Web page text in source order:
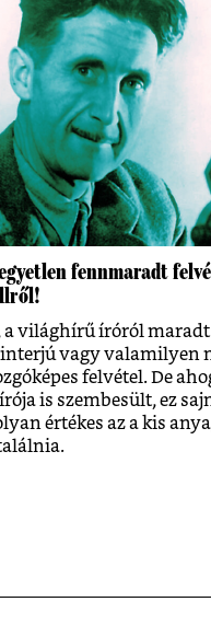
fennmaradt
a világhírű íróról maradt
interjú vagy valamilyen
felvétel. De
is szembesült, ez
értékes az a kis